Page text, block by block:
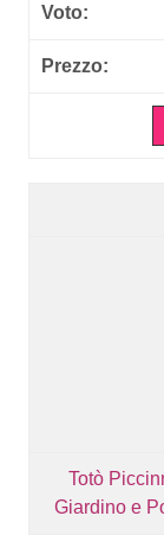
Totò
Giardino e